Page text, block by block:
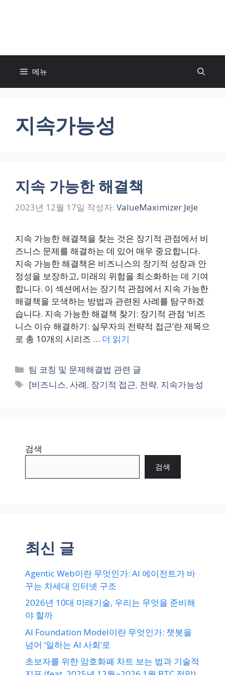
건
메뉴
지속가능성
지속 가능한 해결책
2023년 12월 17일 작성자: ValueMaximizer JeJe
지속 가능한 해결책을 찾는 것은 장기적 관점에서 비
즈니스 문제를 해결하는 데 있어 매우 중요합니다.
지속 가능한 해결책은 비즈니스의 장기적 성장과 안
정성을 보장하고, 미래의 위험을 최소화하는 데 기여
합니다. 이 섹션에서는 장기적 관점에서 지속 가능한
해결책을 모색하는 방법과 관련된 사례를 탐구하겠
습니다. 지속 가능한 해결책 찾기: 장기적 관점 ‘비즈
니스 이슈 해결하기: 실무자의 전략적 접근’란 제목으
로 총 10개의 시리즈 … 더 읽기
카
테
고
팀 코칭 및 문제해결법 관련 글
태
[비즈니스,사례, 장기적 접근, 전략, 지속가능성
검색
검색
최신 글
Agentic Web이란 무엇인가: AI 에이전트가 바
꾸는 차세대 인터넷 구조
2026년 10대 미래기술, 우리는 무엇을 준비해
야 할까
AI Foundation Model이란 무엇인가: 챗봇을
넘어 ‘일하는 AI 사회’로
초보자를 위한 암호화폐 차트 보는 법과 기술적